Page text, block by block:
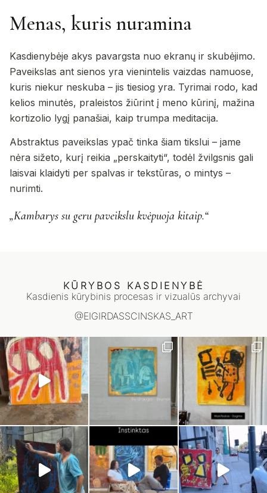
Menas, kuris nuramina
Kasdienybėje akys pavargsta nuo ekranų ir skubėjimo.
Paveikslas ant sienos yra vienintelis vaizdas namuose,
kuris niekur neskuba – jis tiesiog yra. Tyrimai rodo, kad
kelios minutės, praleistos žiūrint į meno kūrinį, mažina
kortizolio lygį panašiai, kaip trumpa meditacija.
Abstraktus paveikslas ypač tinka šiam tikslui – jame
nėra sižeto, kurį reikia „perskaityti“, todėl žvilgsnis gali
laisvai klaidyti per spalvas ir tekstūras, o mintys –
nurimti.
„Kambarys su geru paveikslu kvėpuoja kitaip.“
KŪRYBOS KASDIENYBĖ
Kasdienis kūrybinis procesas ir vizualūs archyvai
@EIGIRDASSCINSKAS_ART